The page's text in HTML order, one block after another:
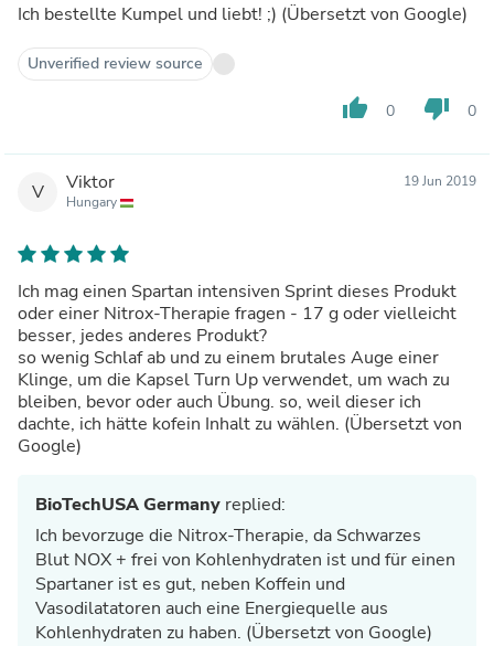
Ich bestellte Kumpel und liebt! ;) (Übersetzt von Google)
Unverified review source
thumb_up 0 thumb_down 0
V Viktor
Hungary
19 Jun 2019
Ich mag einen Spartan intensiven Sprint dieses Produkt
oder einer Nitrox-Therapie fragen - 17 g oder vielleicht
besser, jedes anderes Produkt?
so wenig Schlaf ab und zu einem brutales Auge einer
Klinge, um die Kapsel Turn Up verwendet, um wach zu
bleiben, bevor oder auch Übung. so, weil dieser ich
dachte, ich hätte kofein Inhalt zu wählen. (Übersetzt von
Google)
BioTechUSA Germany replied:
Ich bevorzuge die Nitrox-Therapie, da Schwarzes
Blut NOX + frei von Kohlenhydraten ist und für einen
Spartaner ist es gut, neben Koffein und
Vasodilatatoren auch eine Energiequelle aus
Kohlenhydraten zu haben. (Übersetzt von Google)